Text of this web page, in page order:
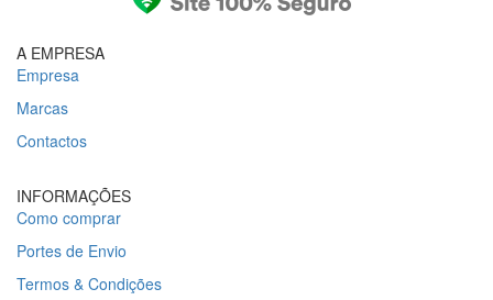
A EMPRESA
Empresa
Marcas
Contactos
INFORMAÇÕES
Como comprar
Portes de Envio
Termos & Condições